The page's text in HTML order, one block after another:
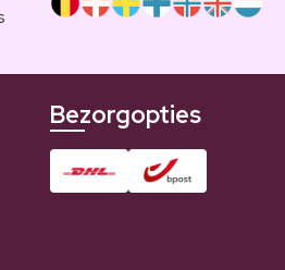
Bezorgopties